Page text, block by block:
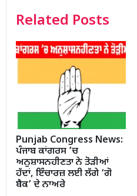
Related Posts
Punjab Congress News:
ਪੰਜਾਬ ਕਾਂਗਰਸ ’ਚ
ਅਨੁਸ਼ਾਸਨਹੀਣਤਾ ਨੇ ਤੋੜੀਆਂ
ਹੱਦਾਂ, ਇੰਚਾਰਜ਼ ਲਈ ਲੱਗੇ ‘ਗੋ
ਬੈਕ’ ਦੇ ਨਾਅਰੇ